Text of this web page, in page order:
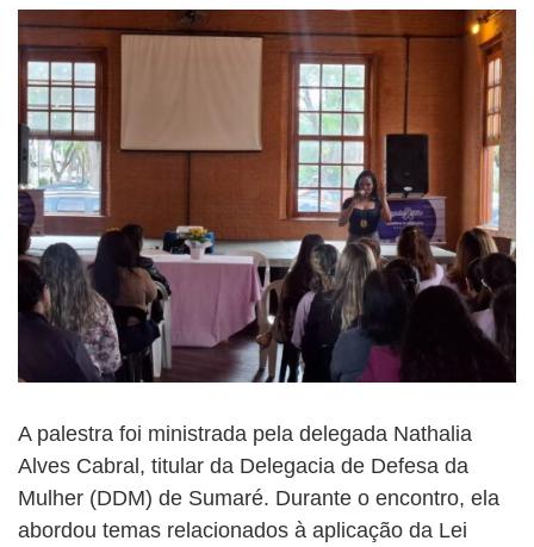
A palestra foi ministrada pela delegada Nathalia
Alves Cabral, titular da Delegacia de Defesa da
Mulher (DDM) de Sumaré. Durante o encontro, ela
abordou temas relacionados à aplicação da Lei